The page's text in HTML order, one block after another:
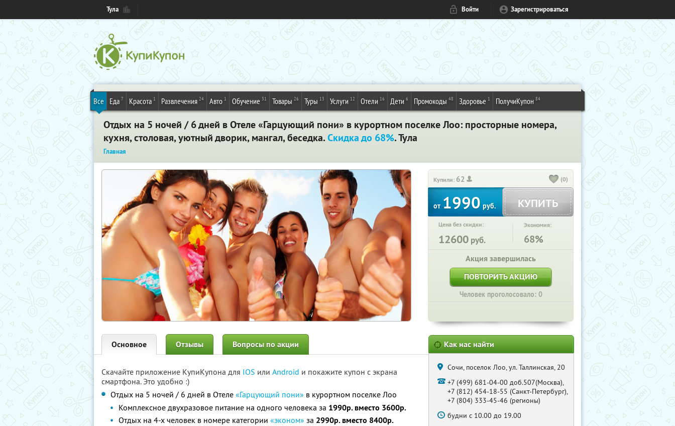
Тула Войти Зарегистрироваться
Все Еда 7 Красота 1 Развлечения 24 Авто 1 Обучение 31 Товары 26 Туры 13 Услуги 12 Отели 16 Дети 6 Промокоды 48 Здоровье 1 ПолучиКупон 84
Отдых на 5 ночей / 6 дней в Отеле «Гарцующий пони» в курортном поселке Лоо: просторные номера,
кухня, столовая, уютный дворик, мангал, беседка.Скидка до 68%. Тула
Главная
Купили: 62 (0)
от 1990 руб. КУПИТЬ
Цена без скидки:
12600 руб.
Экономия:
68%
Акция завершилась
ПОВТОРИТЬ АКЦИЮ
Человек проголосовало: 0
Основное Отзывы Вопросы по акции
Скачайте приложение КупиКупона для IOS или Android и покажите купон с экрана
смартфона. Это удобно :)
Отдых на 5 ночей / 6 дней в Отеле «Гарцующий пони» в курортном поселке Лоо
Комплексное двухразовое питание на одного человека за 1990р. вместо 3600р.
Отдых на 4-х человек в номере категории «эконом» за 2990р. вместо 8400р.
Как нас найти
Сочи, поселок Лоо, ул. Таллинская, 20
+7 (499) 681-04-00 доб.507(Москва),
+7 (812) 454-18-55 (Санкт-Петербург),
+7 (804) 333-45-46 (регионы)
будни с 10.00 до 19.00